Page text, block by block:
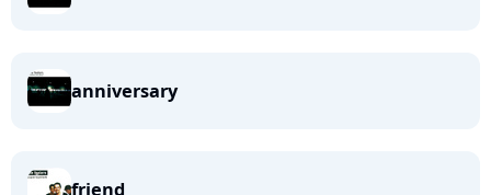
anniversary
friend